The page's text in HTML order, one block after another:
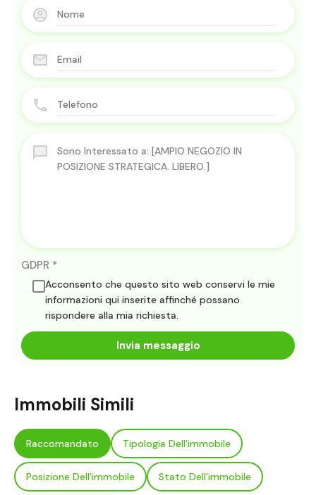
GDPR *
Acconsento che questo sito web conservi le mie
informazioni qui inserite affinché possano
rispondere alla mia richiesta.
Invia messaggio
Immobili Simili
Raccomandato Tipologia Dell'immobile
Posizione Dell'immobile Stato Dell'immobile